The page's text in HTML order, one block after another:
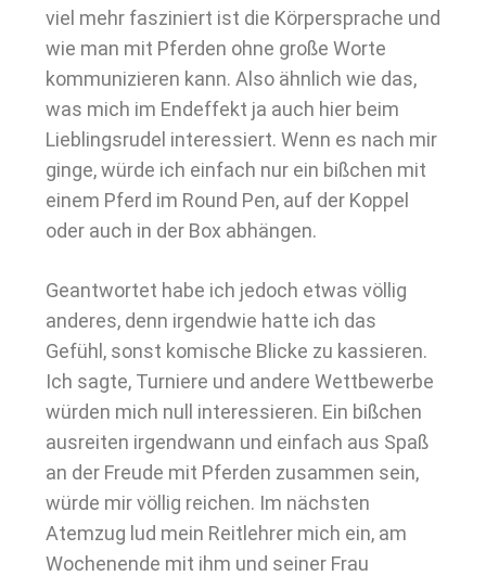
viel mehr fasziniert ist die Körpersprache und
wie man mit Pferden ohne große Worte
kommunizieren kann. Also ähnlich wie das,
was mich im Endeffekt ja auch hier beim
Lieblingsrudel interessiert. Wenn es nach mir
ginge, würde ich einfach nur ein bißchen mit
einem Pferd im Round Pen, auf der Koppel
oder auch in der Box abhängen.
Geantwortet habe ich jedoch etwas völlig
anderes, denn irgendwie hatte ich das
Gefühl, sonst komische Blicke zu kassieren.
Ich sagte, Turniere und andere Wettbewerbe
würden mich null interessieren. Ein bißchen
ausreiten irgendwann und einfach aus Spaß
an der Freude mit Pferden zusammen sein,
würde mir völlig reichen. Im nächsten
Atemzug lud mein Reitlehrer mich ein, am
Wochenende mit ihm und seiner Frau